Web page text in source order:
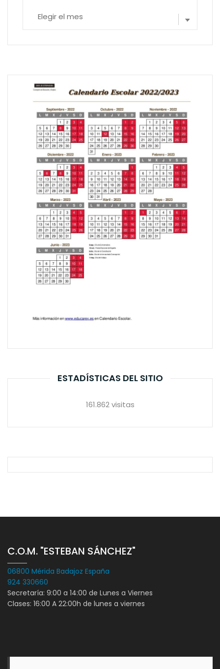
ESTADÍSTICAS DEL SITIO
161.862 visitas
C.O.M. "ESTEBAN SÁNCHEZ"
06800 Mérida Badajoz España
924 330660
Secretaría: 9:00 a 14:00 de Lunes a Viernes
Clases: 16:00 A 22:00h de lunes a viernes